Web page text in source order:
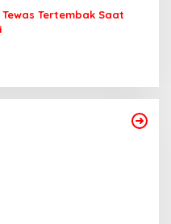
Tewas Tertembak Saat